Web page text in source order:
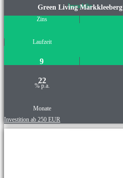
Immobilie
Green Living Markkleeberg
Zins
Laufzeit
9
22
% p.a.
Monate
Investition ab 250 EUR